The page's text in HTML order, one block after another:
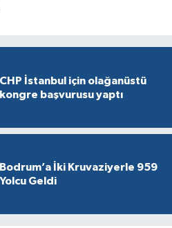
CHP İstanbul için olağanüstü
kongre başvurusu yaptı
Bodrum’a İki Kruvaziyerle 959
Yolcu Geldi